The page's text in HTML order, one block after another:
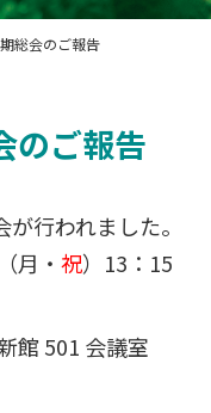
総会のご報告
のご報告
行われました。
月・祝）13：15
館 501 会議室